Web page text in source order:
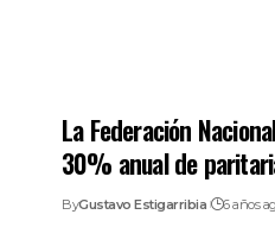
La Federación
30% anual de
ByGustavo Estigarribia 6 años